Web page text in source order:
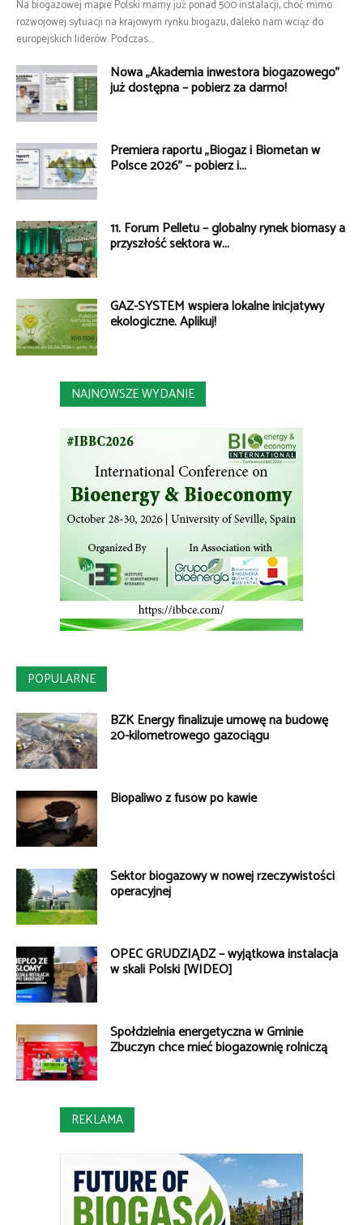
Na biogazowej mapie Polski mamy już ponad 500 instalacji, choć mimo
rozwojowej sytuacji na krajowym rynku biogazu, daleko nam wciąż do
europejskich liderów. Podczas...
Nowa „Akademia inwestora biogazowego”
już dostępna – pobierz za darmo!
Premiera raportu „Biogaz i Biometan w
Polsce 2026” – pobierz i...
11. Forum Pelletu – globalny rynek biomasy a
przyszłość sektora w...
GAZ-SYSTEM wspiera lokalne inicjatywy
ekologiczne. Aplikuj!
NAJNOWSZE WYDANIE
POPULARNE
BZK Energy finalizuje umowę na budowę
20-kilometrowego gazociągu
Biopaliwo z fusów po kawie
Sektor biogazowy w nowej rzeczywistości
operacyjnej
OPEC GRUDZIĄDZ – wyjątkowa instalacja
w skali Polski [WIDEO]
Spółdzielnia energetyczna w Gminie
Zbuczyn chce mieć biogazownię rolniczą
REKLAMA